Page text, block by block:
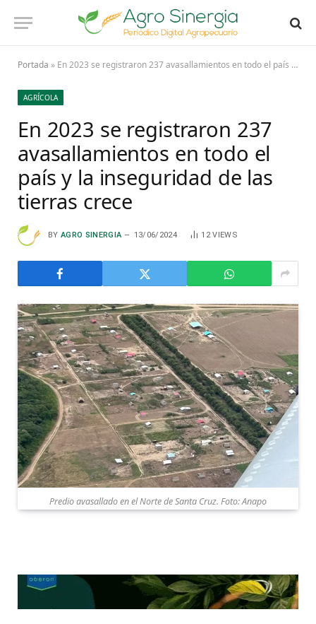
Portada » En 2023 se registraron 237 avasallamientos en todo el país y la inseguridad de las tierras crece
AGRÍCOLA
En 2023 se registraron 237
avasallamientos en todo el
país y la inseguridad de las
tierras crece
BY AGRO SINERGIA 13/06/2024 12VIEWS
Predio avasallado en el Norte de Santa Cruz. Foto: Anapo